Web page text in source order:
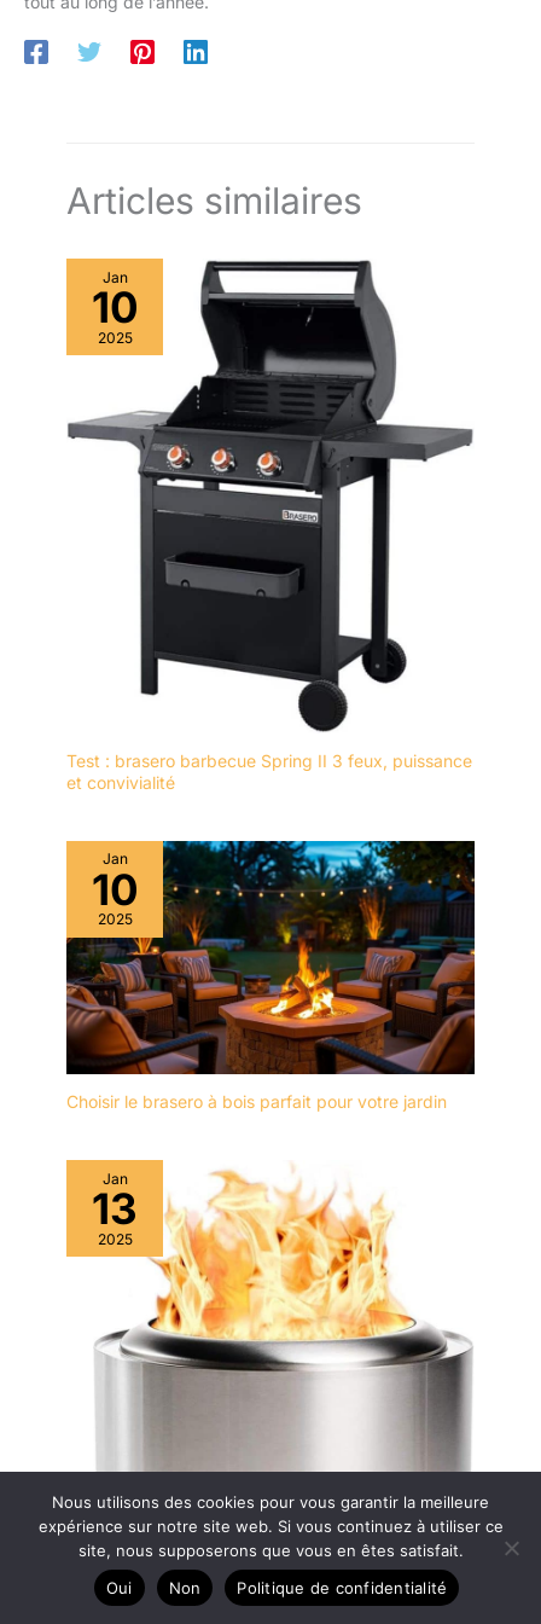
plancha inox ou un brasero, ce
avez besoin pour impressionner
vos invités. Offrez-le en coffret
Articles similaires
Jan
10
2025
Test : brasero barbecue Spring II 3 feux, puissance
et convivialité
Jan
10
2025
Choisir le brasero à bois parfait pour votre jardin
Jan
13
2025
Nous utilisons des cookies pour vous garantir la meilleure
expérience sur notre site web. Si vous continuez à utiliser ce
site, nous supposerons que vous en êtes satisfait.
Oui
Non Politique de confidentialité